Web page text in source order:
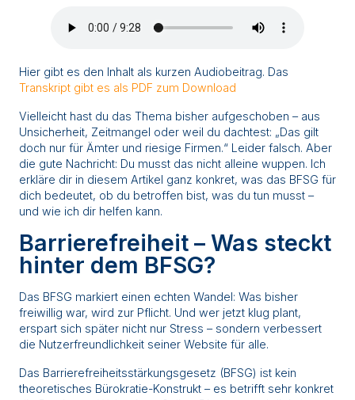
Hier gibt es den Inhalt als kurzen Audiobeitrag. Das
Transkript gibt es als PDF zum Download
Vielleicht hast du das Thema bisher aufgeschoben – aus
Unsicherheit, Zeitmangel oder weil du dachtest: „Das gilt
doch nur für Ämter und riesige Firmen.“ Leider falsch. Aber
die gute Nachricht: Du musst das nicht alleine wuppen. Ich
erkläre dir in diesem Artikel ganz konkret, was das BFSG für
dich bedeutet, ob du betroffen bist, was du tun musst –
und wie ich dir helfen kann.
Barrierefreiheit – Was steckt
hinter dem BFSG?
Das BFSG markiert einen echten Wandel: Was bisher
freiwillig war, wird zur Pflicht. Und wer jetzt klug plant,
erspart sich später nicht nur Stress – sondern verbessert
die Nutzerfreundlichkeit seiner Website für alle.
Das Barrierefreiheitsstärkungsgesetz (BFSG) ist kein
theoretisches Bürokratie-Konstrukt – es betrifft sehr konkret